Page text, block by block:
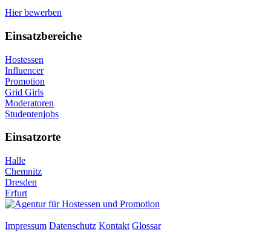
Hier bewerben
Einsatzbereiche
Hostessen
Influencer
Promotion
Grid Girls
Moderatoren
Studentenjobs
Einsatzorte
Halle
Chemnitz
Dresden
Erfurt
Impressum Datenschutz Kontakt Glossar